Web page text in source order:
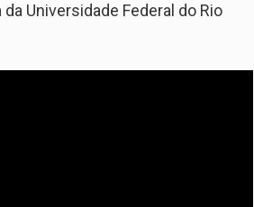
Universidade Federal do Rio